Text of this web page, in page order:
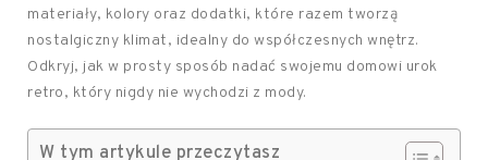
materiały, kolory oraz dodatki, które razem tworzą
nostalgiczny klimat, idealny do współczesnych wnętrz.
Odkryj, jak w prosty sposób nadać swojemu domowi urok
retro, który nigdy nie wychodzi z mody.
W tym artykule przeczytasz